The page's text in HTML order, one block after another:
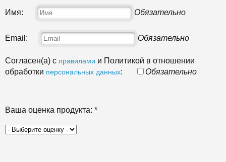
Имя: Обязательно
Email: Обязательно
Согласен(а) с правилами и Политикой в отношении
обработки персональных данных: Обязательно
Ваша оценка продукта: *